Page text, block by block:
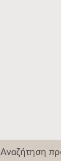
Αναζήτηση